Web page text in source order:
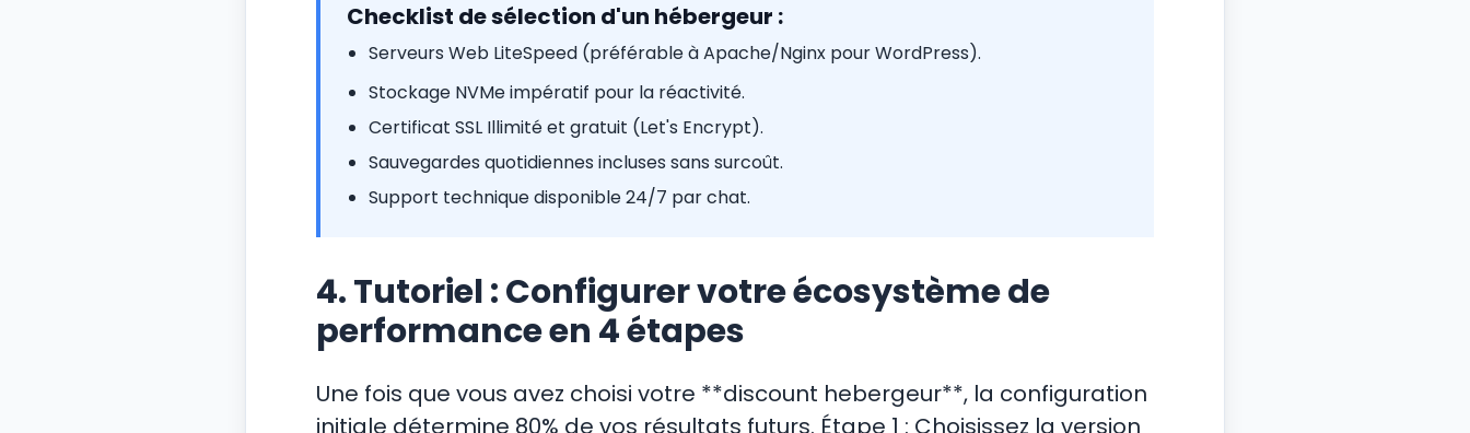
Checklist de sélection d'un hébergeur :
Serveurs Web LiteSpeed (préférable à Apache/Nginx pour WordPress).
Stockage NVMe impératif pour la réactivité.
Certificat SSL Illimité et gratuit (Let's Encrypt).
Sauvegardes quotidiennes incluses sans surcoût.
Support technique disponible 24/7 par chat.
4. Tutoriel : Configurer votre écosystème de
performance en 4 étapes
Une fois que vous avez choisi votre **discount hebergeur**, la configuration
initiale détermine 80% de vos résultats futurs. Étape 1 : Choisissez la version